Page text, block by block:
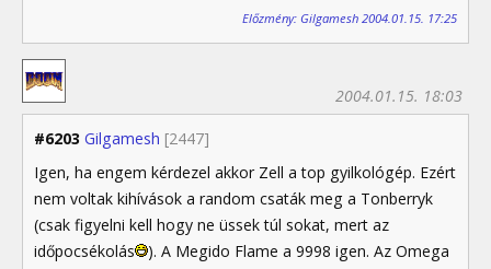
Előzmény: Gilgamesh 2004.01.15. 17:25
#6203 Gilgamesh [2447]
2004.01.15. 18:03
Igen, ha engem kérdezel akkor Zell a top gyilkológép. Ezért
nem voltak kihívások a random csaták meg a Tonberryk
(csak figyelni kell hogy ne üssek túl sokat, mert az
időpocsékolás
). A Megido Flame a 9998 igen. Az Omega